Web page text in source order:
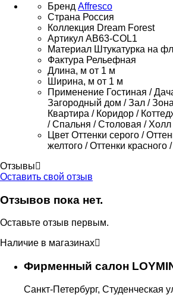
Бренд Affresco
Страна Россия
Коллекция Dream Forest
Артикул AB63-COL1
Материал Штукатурка на
Фактура Рельефная
Длина, м от 1 м
Ширина, м от 1 м
Применение Гостиная /
Загородный дом / Зал /
Квартира / Коридор /
/ Спальня / Столовая / Холл
Цвет Оттенки серого /
желтого / Оттенки красного
Отзывы
Оставить свой отзыв
Отзывов пока нет.
Оставьте отзыв первым.
Наличие в магазинах
Фирменный салон
Санкт-Петербург, Студенческая